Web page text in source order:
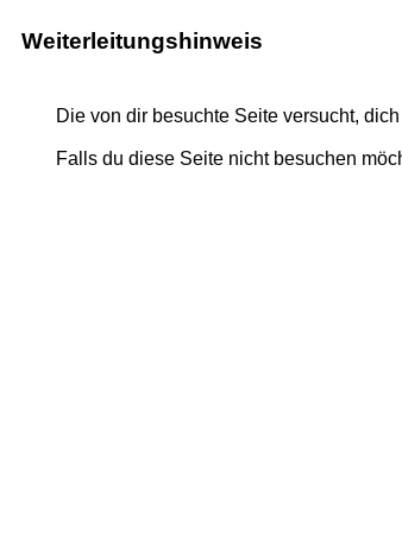
Weiterleitungshinweis
Die von dir besuchte Seite versucht,
Falls du diese Seite nicht besuchen